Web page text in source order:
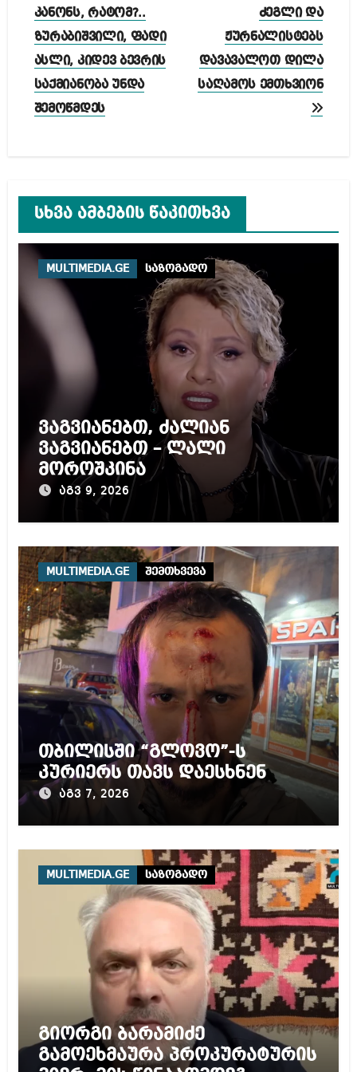
კანონს, რატომ?..
ზურაბიშვილი, ფადი
ასლი, კიდევ ბევრის
საქმიანობა უნდა
შემოწმდეს
ძეგლი და
ჟურნალისტებს
დავავალოთ დილა
საღამოს ემთხვიონ
სხვა ამბების წაკითხვა
MULTIMEDIA.GE საზოგადო
ვაგვიანებთ, ძალიან
ვაგვიანებთ – ლალი
მოროშკინა
აგვ 9, 2026
MULTIMEDIA.GE შემთხვევა
თბილისში “გლოვო”-ს
კურიერს თავს დაესხნენ
აგვ 7, 2026
MULTIMEDIA.GE საზოგადო
გიორგი ბარამიძე
გამოეხმაურა პროკურატურის